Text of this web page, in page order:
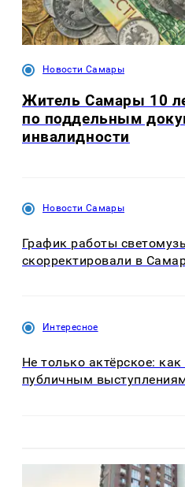
Новости Самары
Житель Самары 10
по поддельным
инвалидности
Новости Самары
График работы
скорректировали в
Интересное
Не только актёрское:
публичным